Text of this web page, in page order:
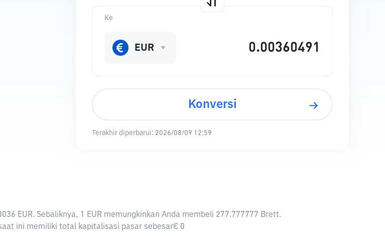
Ke
EUR
Konversi
Terakhir diperbarui: 2026/08/09 12:59
EUR. Sebaliknya, 1 EUR memungkinkan Anda membeli 277.777777 Brett.
ini memiliki total kapitalisasi pasar sebesar€ 0